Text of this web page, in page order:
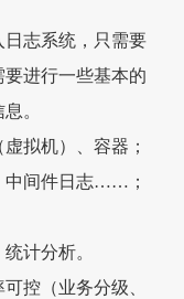
日志系统，只需要
进行一些基本的
。
拟机）、容器；
中间件日志……；
计分析。
控（业务分级、